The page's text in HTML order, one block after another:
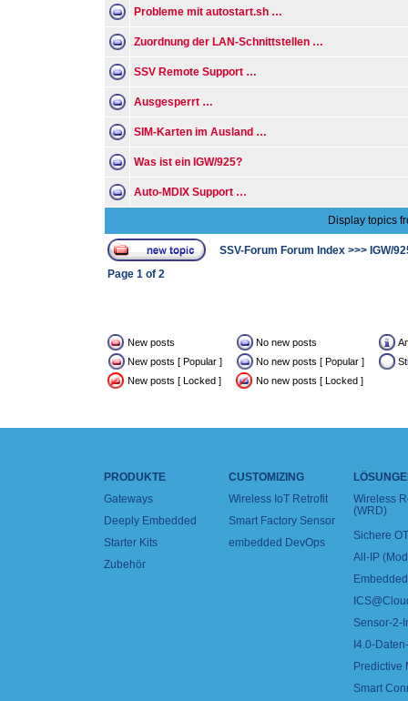
Probleme mit autostart.sh …
Zuordnung der LAN-Schnittstellen …
SSV Remote Support …
Ausgesperrt …
SIM-Karten im Ausland …
Was ist ein IGW/925?
Auto-MDIX Support …
Display topics
SSV-Forum Forum Index >>> IGW/
Page 1 of 2
New posts No new posts
New posts [ Popular ]
No new posts [ Popular ]
New posts [ Locked ]
No new posts [ Locked ]
PRODUKTE
Gateways
Deeply Embedded
Starter Kits
Zubehör
CUSTOMIZING
Wireless IoT Retrofit
Smart Factory Sensor
embedded DevOps
Wireless
(WRD)
Sichere
All-IP
Sensor-2-
I4.0-
Predictive
Smart